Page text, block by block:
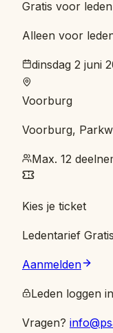
Gratis voor leden
Alleen voor
dinsdag 2 juni
Voorburg
Voorburg,
Max. 12
Kies je ticket
Ledentarief Gratis
Aanmelden
Leden loggen
Vragen?